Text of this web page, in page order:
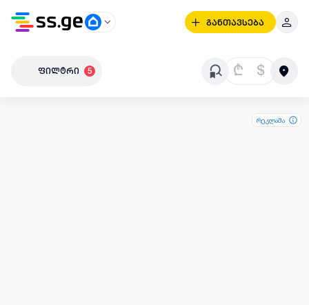
განთავსება
ფილტრი 5 ₾ $
რეკლამა